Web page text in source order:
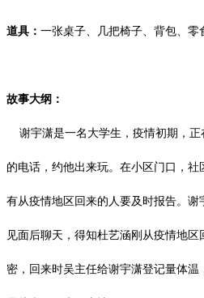
道具： 一张桌子、几把椅子、背包、零
故事大纲：
谢宇潇是一名大学生，疫情初期，正
的电话，约他出来玩。在小区门口，
有从疫情地区回来的人要及时报告。
见面后聊天，得知杜艺涵刚从疫情地
密，回来时吴主任给谢宇潇登记量体